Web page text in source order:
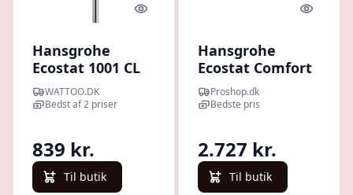
Quick look
Hansgrohe
Ecostat 1001 CL
brusearmatur,
krom
WATTOO.DK
Bedst af 2 priser
839 kr.
Til butik
Quick
Hansgrohe
Ecostat Comfort
Care
brusetermostat
Proshop.dk
Bedste pris
2.727 kr.
Til butik